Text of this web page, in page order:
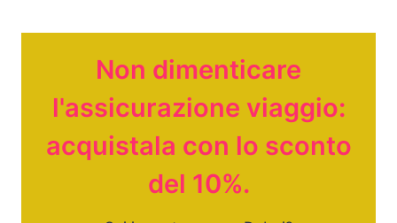
Non dimenticare
l'assicurazione viaggio:
acquistala con lo sconto
del 10%.